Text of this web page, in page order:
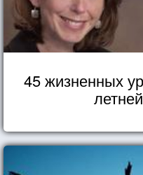
45 жизненных